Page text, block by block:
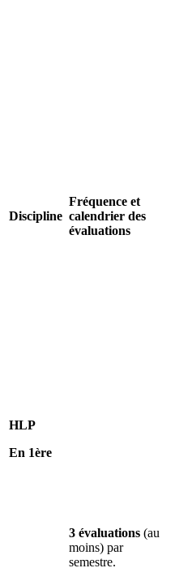
Discipline
Fréquence et
calendrier des
évaluations
HLP
En 1ère
3 évaluations (au
moins) par
semestre.